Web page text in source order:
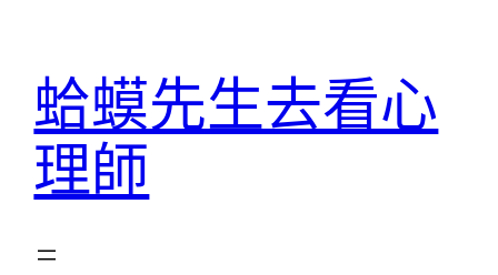
蛤蟆先生去看心
理師